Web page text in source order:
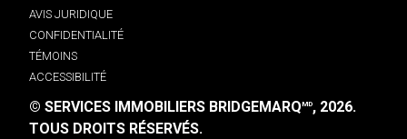
AVIS JURIDIQUE
CONFIDENTIALITÉ
TÉMOINS
ACCESSIBILITÉ
© SERVICES IMMOBILIERS BRIDGEMARQMD, 2026.
TOUS DROITS RÉSERVÉS.